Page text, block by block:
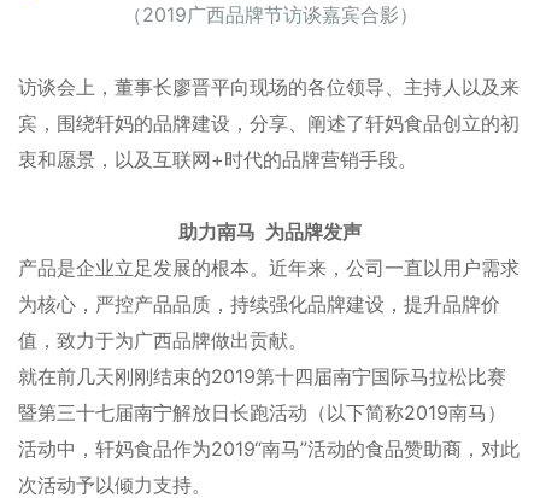
（2019广西品牌节访谈嘉宾合影）
访谈会上，董事长廖晋平向现场的各位领导、主持人以及来
宾，围绕轩妈的品牌建设，分享、阐述了轩妈食品创立的初
衷和愿景，以及互联网+时代的品牌营销手段。
助力南马 为品牌发声
产品是企业立足发展的根本。近年来，公司一直以用户需求
为核心，严控产品品质，持续强化品牌建设，提升品牌价
值，致力于为广西品牌做出贡献。
就在前几天刚刚结束的2019第十四届南宁国际马拉松比赛
暨第三十七届南宁解放日长跑活动（以下简称2019南马）
活动中，轩妈食品作为2019“南马”活动的食品赞助商，对此
次活动予以倾力支持。